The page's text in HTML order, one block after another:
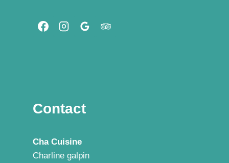
VEGAN
Contact
Cha Cuisine
Charline galpin